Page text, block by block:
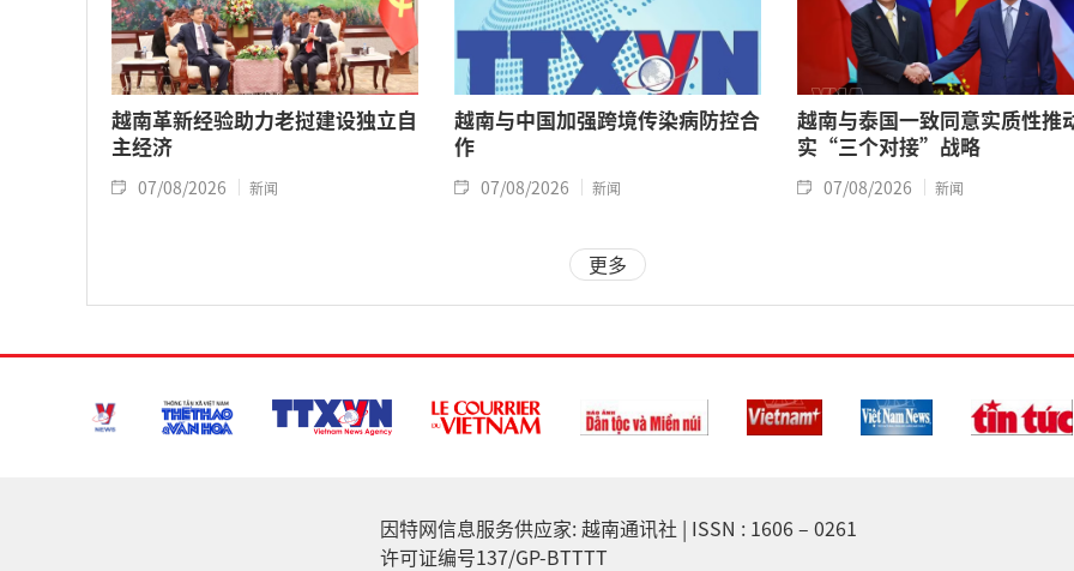
越南革新经验助力老挝建设独立自
主经济
07/08/2026 新闻
越南与中国加强跨境传染病防控合
作
07/08/2026 新闻
越南与泰国一致同意实质性推
实“三个对接”战略
07/08/2026 新闻
更多
因特网信息服务供应家: 越南通讯社 | ISSN : 1606 – 0261
许可证编号137/GP-BTTTT